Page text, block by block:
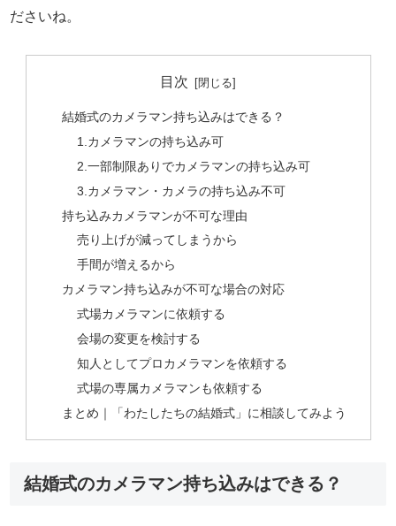
ださいね。
目次
結婚式のカメラマン持ち込みはできる？
1.カメラマンの持ち込み可
2.一部制限ありでカメラマンの持ち込み可
3.カメラマン・カメラの持ち込み不可
持ち込みカメラマンが不可な理由
売り上げが減ってしまうから
手間が増えるから
カメラマン持ち込みが不可な場合の対応
式場カメラマンに依頼する
会場の変更を検討する
知人としてプロカメラマンを依頼する
式場の専属カメラマンも依頼する
まとめ｜「わたしたちの結婚式」に相談してみよう
結婚式のカメラマン持ち込みはできる？